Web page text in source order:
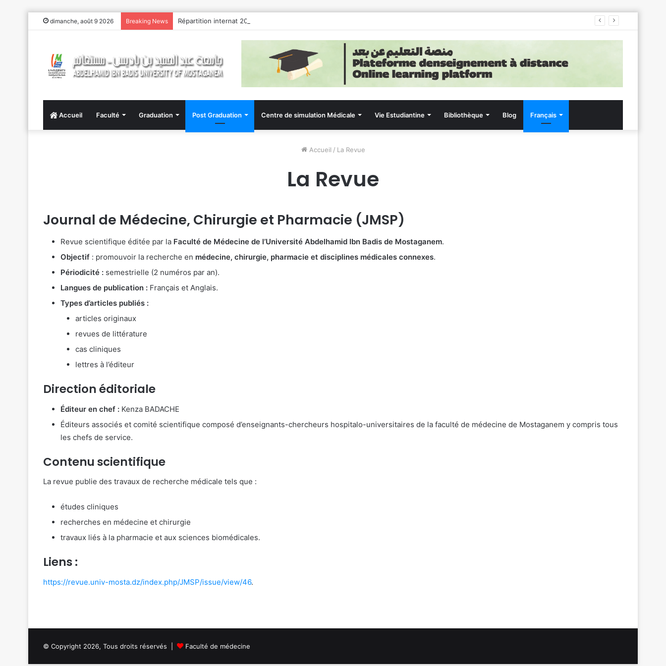
dimanche, août 9 2026 Breaking News Répartition internat 2026
Accueil Faculté Graduation Post Graduation Centre de simulation Médicale Vie Estudiantine Bibliothèque Blog Français
Accueil / La Revue
La Revue
Journal de Médecine, Chirurgie et Pharmacie (JMSP)
Revue scientifique éditée par la Faculté de Médecine de l’Université Abdelhamid Ibn Badis de Mostaganem.
Objectif : promouvoir la recherche en médecine, chirurgie, pharmacie et disciplines médicales connexes.
Périodicité : semestrielle (2 numéros par an).
Langues de publication : Français et Anglais.
Types d’articles publiés :
articles originaux
revues de littérature
cas cliniques
lettres à l’éditeur
Direction éditoriale
Éditeur en chef : Kenza BADACHE
Éditeurs associés et comité scientifique composé d’enseignants-chercheurs hospitalo-universitaires de la faculté de médecine de Mostaganem y compris tous
les chefs de service.
Contenu scientifique
La revue publie des travaux de recherche médicale tels que :
études cliniques
recherches en médecine et chirurgie
travaux liés à la pharmacie et aux sciences biomédicales.
Liens :
https://revue.univ-mosta.dz/index.php/JMSP/issue/view/46.
© Copyright 2026, Tous droits réservés | Faculté de médecine